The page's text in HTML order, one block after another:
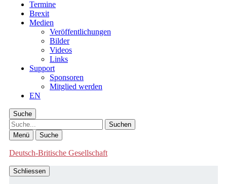
Termine
Brexit
Medien
Veröffentlichungen
Bilder
Videos
Links
Support
Sponsoren
Mitglied werden
EN
Suche
Suche
Menü Suche
Deutsch-Britische Gesellschaft
Schliessen